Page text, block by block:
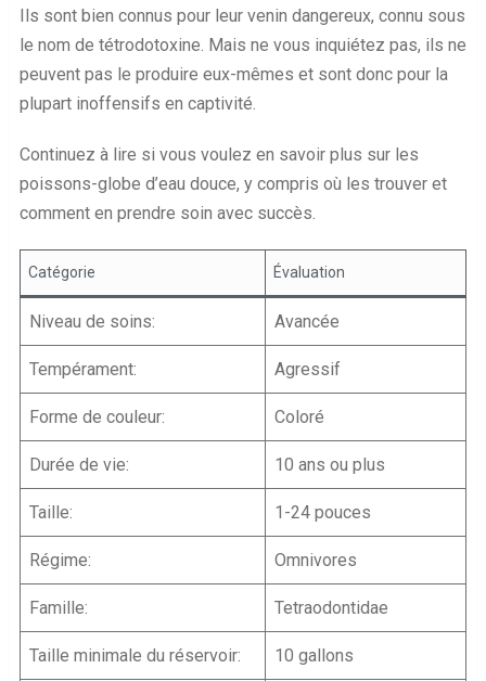
Ils sont bien connus pour leur venin dangereux, connu sous
le nom de tétrodotoxine. Mais ne vous inquiétez pas, ils ne
peuvent pas le produire eux-mêmes et sont donc pour la
plupart inoffensifs en captivité.
Continuez à lire si vous voulez en savoir plus sur les
poissons-globe d’eau douce, y compris où les trouver et
comment en prendre soin avec succès.
Catégorie Évaluation
Niveau de soins: Avancée
Tempérament: Agressif
Forme de couleur: Coloré
Durée de vie: 10 ans ou plus
Taille: 1-24 pouces
Régime: Omnivores
Famille: Tetraodontidae
Taille minimale du réservoir: 10 gallons